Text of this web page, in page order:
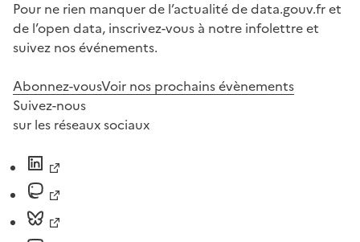
Pour ne rien manquer de l’actualité de data.gouv.fr et
de l’open data, inscrivez-vous à notre infolettre et
suivez nos événements.
Abonnez-vousVoir nos prochains évènements
Suivez-nous
sur les réseaux sociaux